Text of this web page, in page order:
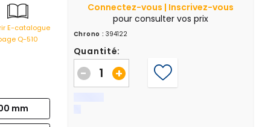
E-catalogue
Q-510
mm
Connectez-vous | Inscrivez-vous
pour consulter vos prix
Chrono : 394122
Quantité:
+
-